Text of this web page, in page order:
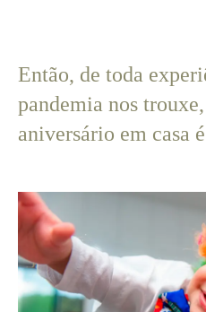
Então, de toda
pandemia nos
aniversário em casa